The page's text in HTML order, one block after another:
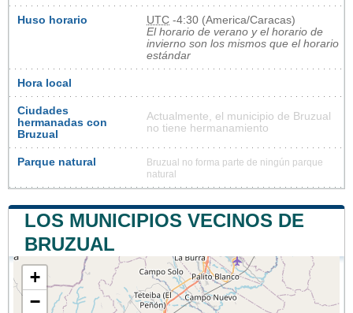
Huso horario UTC -4:30 (America/Caracas)
El horario de verano y el horario de
invierno son los mismos que el horario
estándar
Hora local
Ciudades
hermanadas con
Bruzual
Actualmente, el municipio de Bruzual
no tiene hermanamiento
Parque natural
Bruzual no forma parte de ningún parque
natural
LOS MUNICIPIOS VECINOS DE
BRUZUAL
+
−